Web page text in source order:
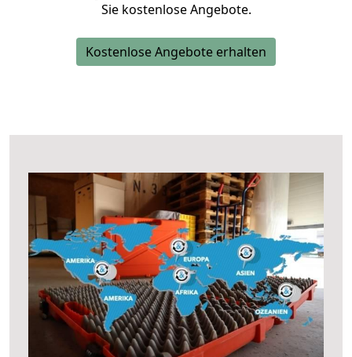
Sie kostenlose Angebote.
Kostenlose Angebote erhalten